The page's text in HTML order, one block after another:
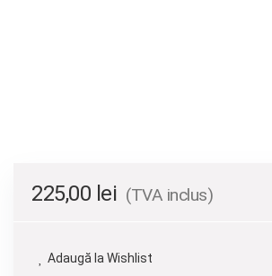
225,00 lei (TVA inclus)
Adaugă la Wishlist